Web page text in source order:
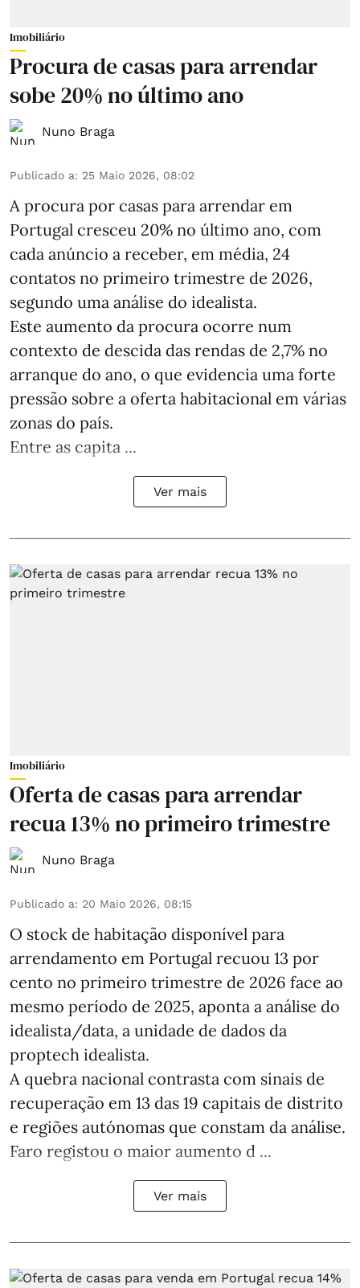
Imobiliário
Procura de casas para arrendar
sobe 20% no último ano
Nuno Braga
Publicado a: 25 Maio 2026, 08:02
A procura por casas para arrendar em
Portugal cresceu 20% no último ano, com
cada anúncio a receber, em média, 24
contatos no primeiro trimestre de 2026,
segundo uma análise do idealista.
Este aumento da procura ocorre num
contexto de descida das rendas de 2,7% no
arranque do ano, o que evidencia uma forte
pressão sobre a oferta habitacional em várias
zonas do país.
Entre as capita ...
Ver mais
Imobiliário
Oferta de casas para arrendar
recua 13% no primeiro trimestre
Nuno Braga
Publicado a: 20 Maio 2026, 08:15
O stock de habitação disponível para
arrendamento em Portugal recuou 13 por
cento no primeiro trimestre de 2026 face ao
mesmo período de 2025, aponta a análise do
idealista/data, a unidade de dados da
proptech idealista.
A quebra nacional contrasta com sinais de
recuperação em 13 das 19 capitais de distrito
e regiões autónomas que constam da análise.
Faro registou o maior aumento d ...
Ver mais